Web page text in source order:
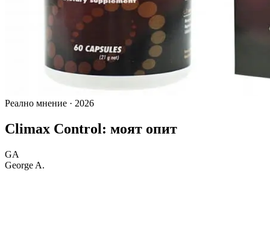
Реално мнение · 2026
Climax Control: моят опит
GA
George A.